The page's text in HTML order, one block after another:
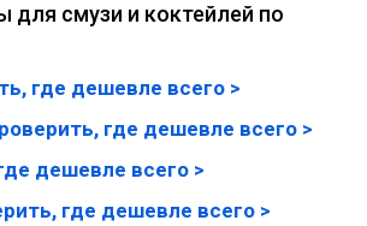
смузи и коктейлей по
где дешевле всего >
где дешевле всего >
дешевле всего >
где дешевле всего >